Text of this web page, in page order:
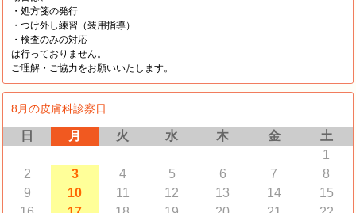
・処方箋の発行
・つけ外し練習（装用指導）
・検査のみの対応
は行っておりません。
ご理解・ご協力をお願いいたします。
8月の皮膚科診察日
日 月 火 水 木 金
土
1
2
3 4 5 6 7
8
9
10 11 12 13 14
15